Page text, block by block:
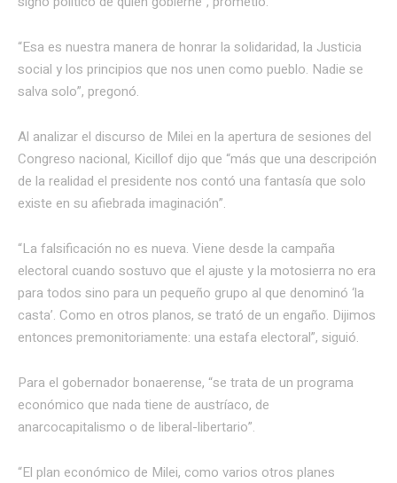
“Esa es nuestra manera de honrar la solidaridad, la Justicia
social y los principios que nos unen como pueblo. Nadie se
salva solo”, pregonó.
Al analizar el discurso de Milei en la apertura de sesiones del
Congreso nacional, Kicillof dijo que “más que una descripción
de la realidad el presidente nos contó una fantasía que solo
existe en su afiebrada imaginación”.
“La falsificación no es nueva. Viene desde la campaña
electoral cuando sostuvo que el ajuste y la motosierra no era
para todos sino para un pequeño grupo al que denominó ‘la
casta’. Como en otros planos, se trató de un engaño. Dijimos
entonces premonitoriamente: una estafa electoral”, siguió.
Para el gobernador bonaerense, “se trata de un programa
económico que nada tiene de austríaco, de
anarcocapitalismo o de liberal-libertario”.
“El plan económico de Milei, como varios otros planes